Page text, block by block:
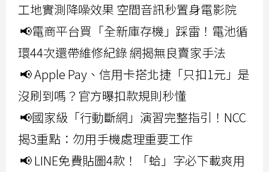
工地實測降噪效果 空間音訊秒置身電影院
📢電商平台買「全新庫存機」踩雷！電池循
環44次還帶維修紀錄 網揭無良賣家手法
📢 Apple Pay、信用卡搭北捷「只扣1元」是
沒刷到嗎？官方曝扣款規則秒懂
📢國家級「行動斷網」演習完整指引！NCC
揭3重點：勿用手機處理重要工作
📢 LINE免費貼圖4款！「蛤」字必下載爽用